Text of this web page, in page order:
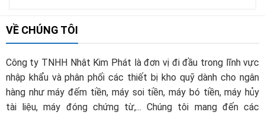
VỀ CHÚNG TÔI
Công ty TNHH Nhật Kim Phát là đơn vị đi đầu trong lĩnh vực
nhập khẩu và phân phối các thiết bị kho quỹ dành cho ngân
hàng như máy đếm tiền, máy soi tiền, máy bó tiền, máy hủy
tài liệu, máy đóng chứng từ,... Chúng tôi mang đến các